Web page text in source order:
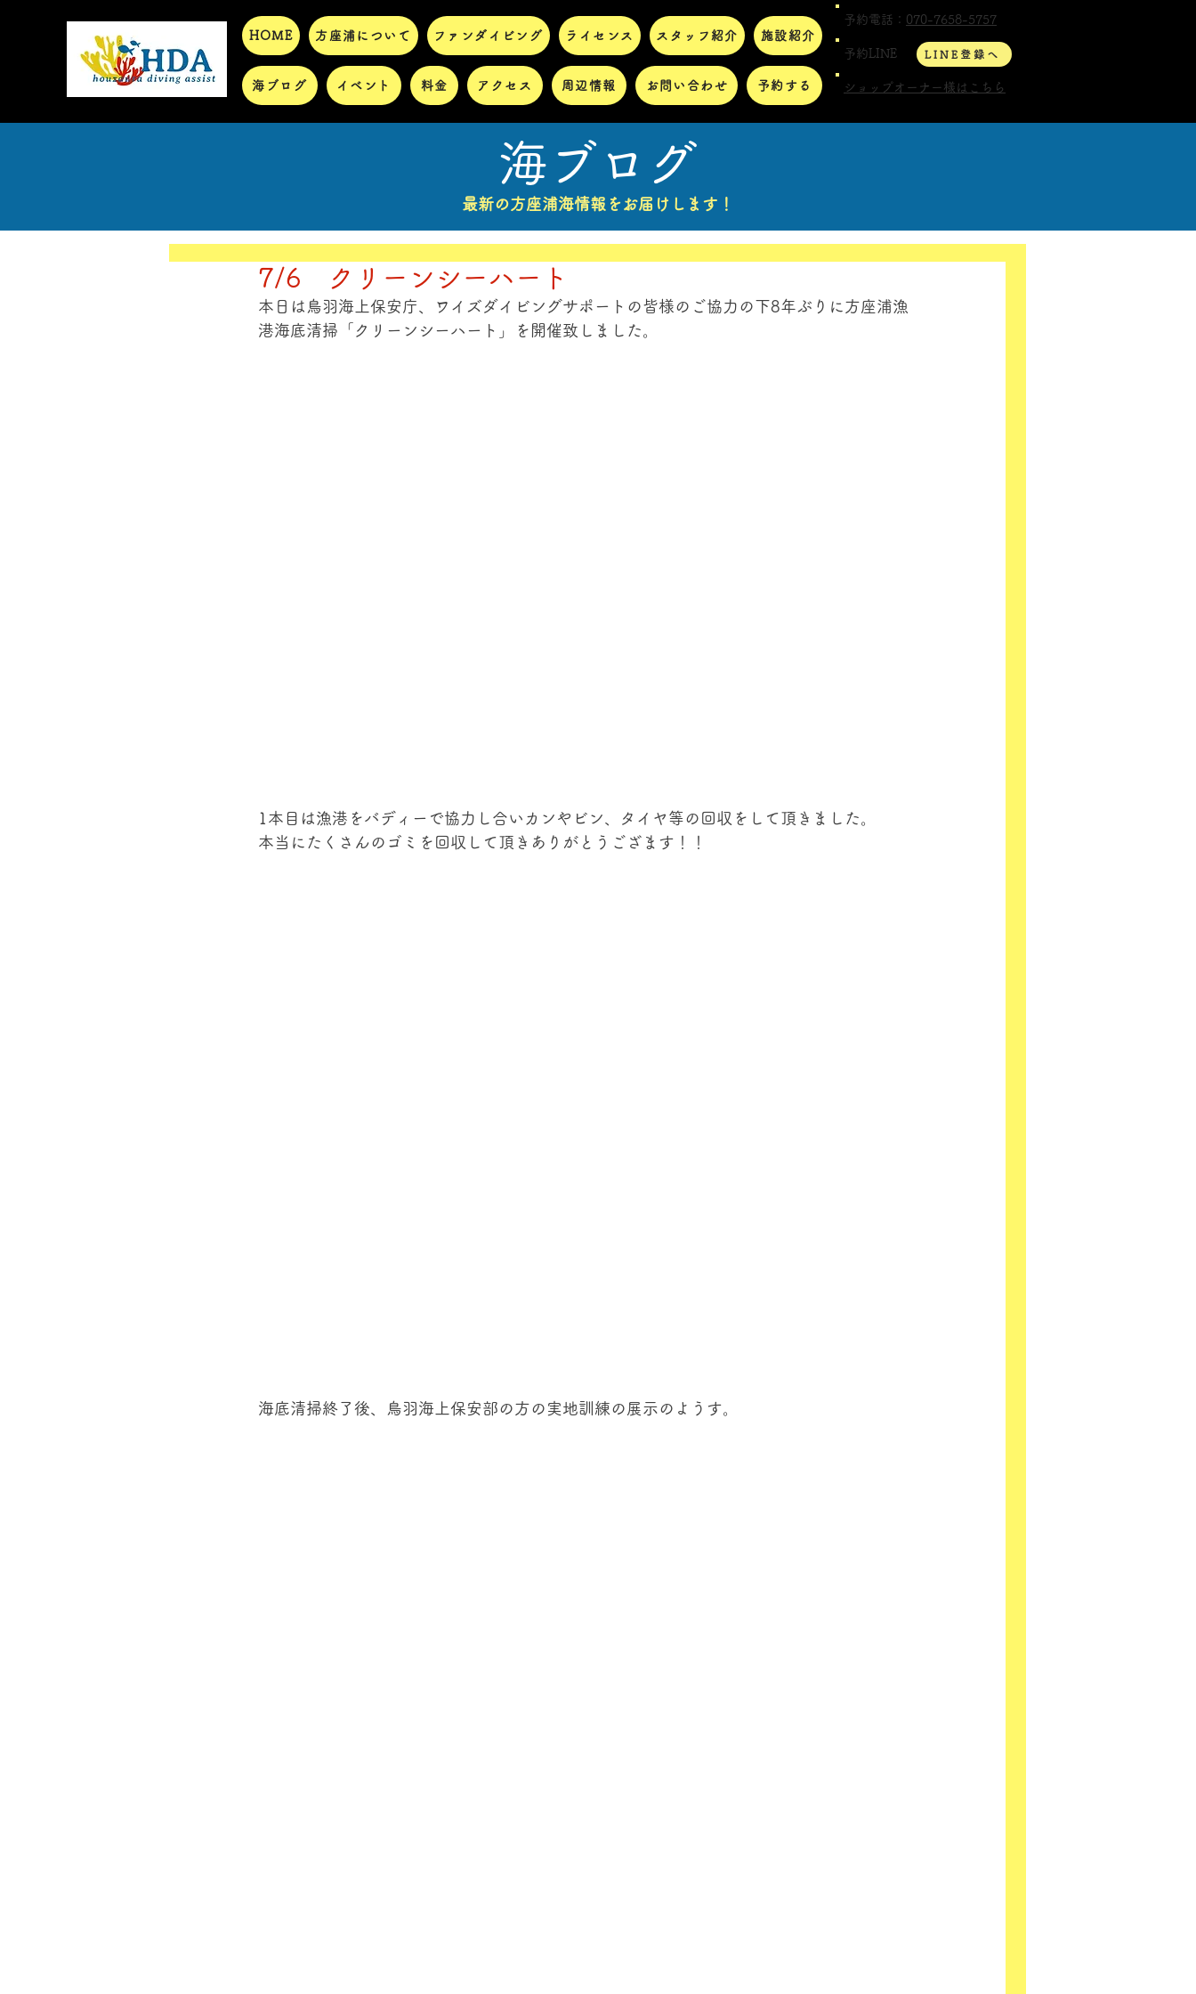
HOME 方座浦について ファンダイビング ライセンス スタッフ紹介 施設紹介
海ブログ イベント 料金 アクセス 周辺情報 お問い合わせ 予約する
予約電話： 070-7658-5757
予約LINE LINE登録へ
ショップオーナー様はこちら
海ブログ
最新の方座浦海情報をお届けします！
7/6 クリーンシーハート
本日は鳥羽海上保安庁、ワイズダイビングサポートの皆様のご協力の下8年ぶりに方座浦漁
港海底清掃「クリーンシーハート」を開催致しました。
1本目は漁港をバディーで協力し合いカンやビン、タイヤ等の回収をして頂きました。
本当にたくさんのゴミを回収して頂きありがとうござます！！
海底清掃終了後、鳥羽海上保安部の方の実地訓練の展示のようす。